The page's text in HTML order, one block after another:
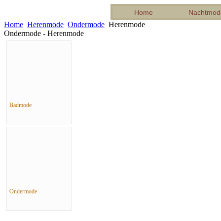
Home
Home Herenmode Ondermode Herenmode
Ondermode - Herenmode
Badmode
Ondermode